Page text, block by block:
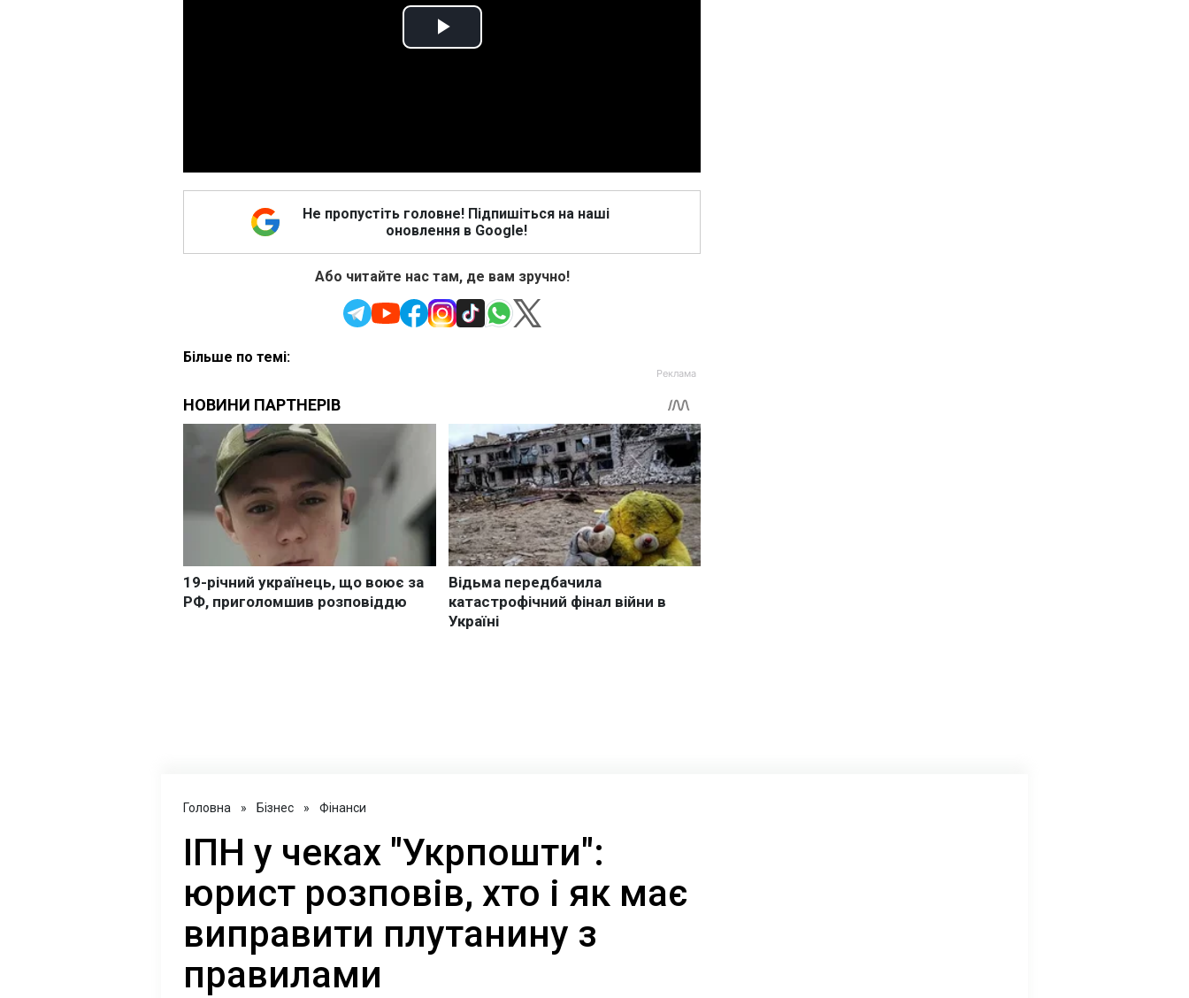
Play
Не пропустіть головне! Підпишіться на наші
оновлення в Google!
Або читайте нас там, де вам зручно!
Більше по темі:
Головна » Бізнес » Фінанси
ІПН у чеках "Укрпошти":
юрист розповів, хто і як має
виправити плутанину з
правилами